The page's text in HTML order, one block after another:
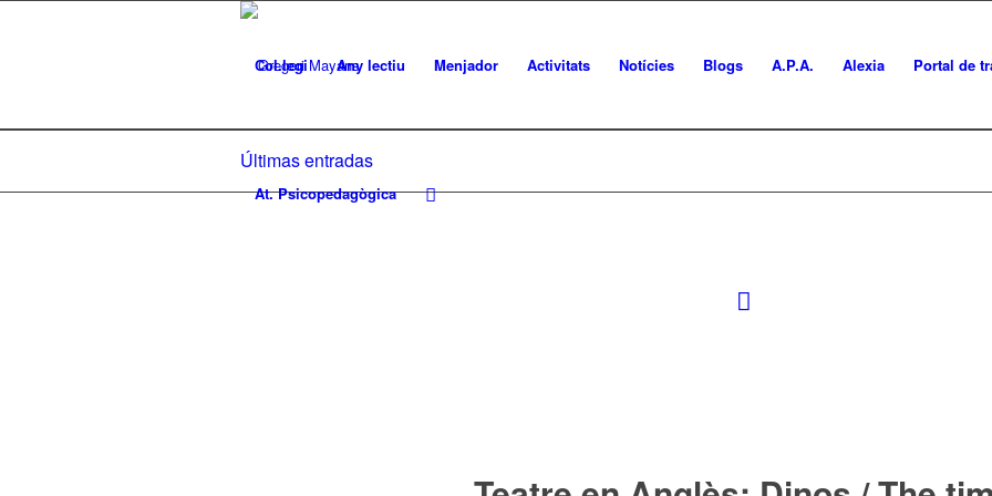
Col.legi Any lectiu Menjador Activitats Notícies Blogs A.P.A. Alexia Portal de
At. Psicopedagògica
Últimas entradas